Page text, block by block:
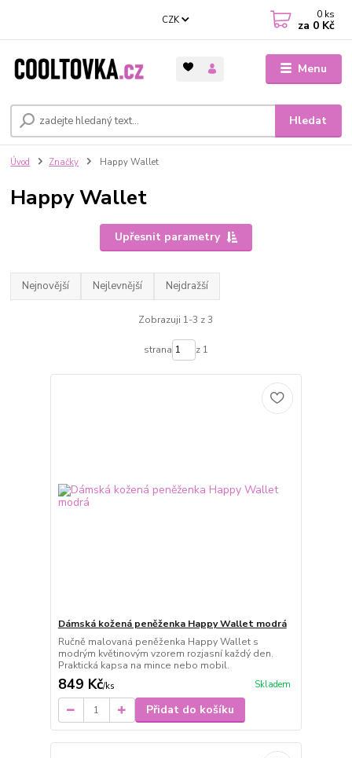
Menu
CZK
Hledat
0 ks
za 0 Kč
Úvod Značky Happy Wallet
Happy Wallet
Upřesnit parametry
Nejnovější Nejlevnější Nejdražší
Zobrazuji 1-3 z 3
strana z 1
Dámská kožená peněženka Happy Wallet modrá
Ručně malovaná peněženka Happy Wallet s
modrým květinovým vzorem rozjasní každý den.
Praktická kapsa na mince nebo mobil.
849 Kč/ks Skladem
Přidat do košíku